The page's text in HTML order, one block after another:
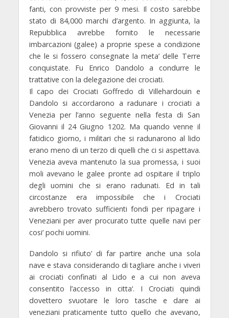
fanti, con provviste per 9 mesi. Il costo sarebbe
stato di 84,000 marchi d’argento. In aggiunta, la
Repubblica avrebbe fornito le necessarie
imbarcazioni (galee) a proprie spese a condizione
che le si fossero consegnate la meta’ delle Terre
conquistate. Fu Enrico Dandolo a condurre le
trattative con la delegazione dei crociati.
Il capo dei Crociati Goffredo di Villehardouin e
Dandolo si accordarono a radunare i crociati a
Venezia per l’anno seguente nella festa di San
Giovanni il 24 Giugno 1202. Ma quando venne il
fatidico giorno, i militari che si radunarono al lido
erano meno di un terzo di quelli che ci si aspettava.
Venezia aveva mantenuto la sua promessa, i suoi
moli avevano le galee pronte ad ospitare il triplo
degli uomini che si erano radunati. Ed in tali
circostanze era impossibile che i Crociati
avrebbero trovato sufficienti fondi per ripagare i
Veneziani per aver procurato tutte quelle navi per
cosi’ pochi uomini.
Dandolo si rifiuto’ di far partire anche una sola
nave e stava considerando di tagliare anche i viveri
ai crociati confinati al Lido e a cui non aveva
consentito l’accesso in citta‘. I Crociati quindi
dovettero svuotare le loro tasche e dare ai
veneziani praticamente tutto quello che avevano,